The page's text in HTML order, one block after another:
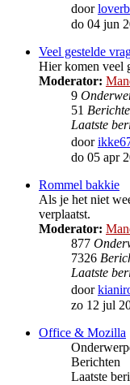
door
do 04 jun
Veel gestelde
Hier komen veel
Moderator:
9
51
Laatste
door
do 05 apr
Rommel bakkie
Als je het niet
verplaatst.
Moderator:
877
7326
Laatste
door
zo 12 jul
Office & Mozilla
Berichten
Laatste